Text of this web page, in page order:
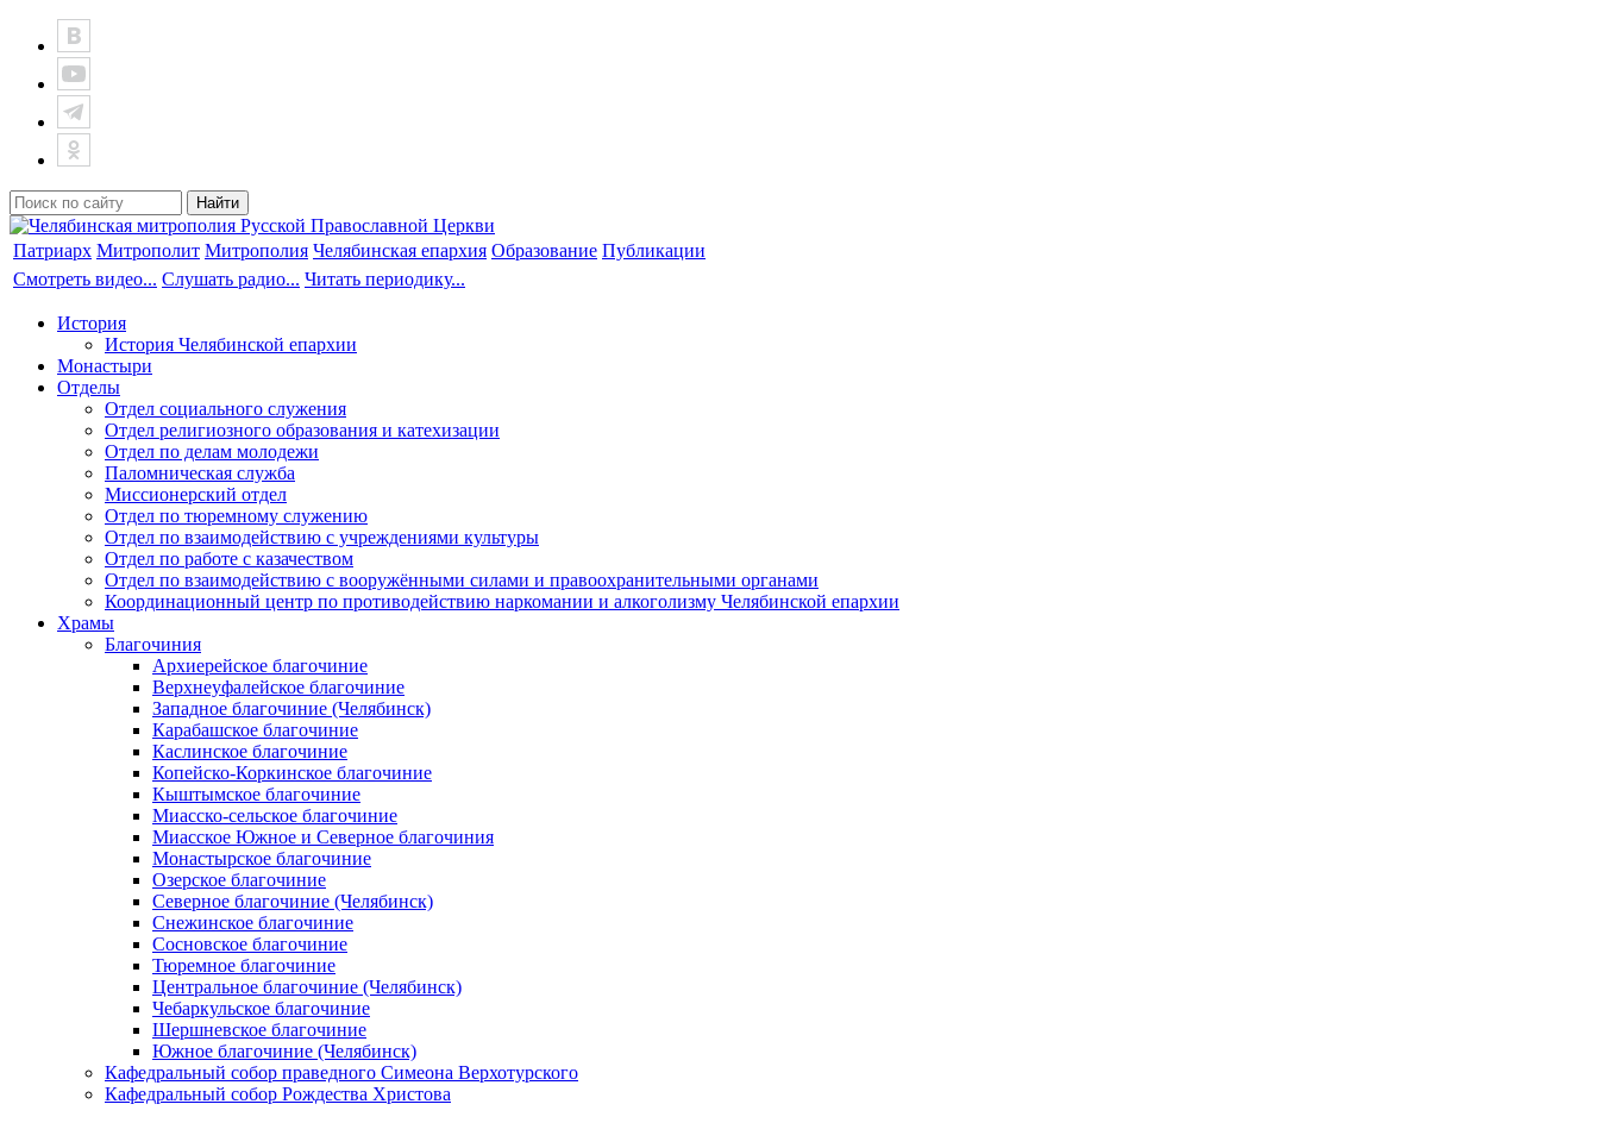
Патриарх Митрополит Митрополия Челябинская епархия Образование Публикации
Смотреть видео... Слушать радио... Читать периодику...
История
История Челябинской епархии
Монастыри
Отделы
Отдел социального служения
Отдел религиозного образования и катехизации
Отдел по делам молодежи
Паломническая служба
Миссионерский отдел
Отдел по тюремному служению
Отдел по взаимодействию с учреждениями культуры
Отдел по работе с казачеством
Отдел по взаимодействию с вооружёнными силами и правоохранительными органами
Координационный центр по противодействию наркомании и алкоголизму Челябинской епархии
Храмы
Благочиния
Архиерейское благочиние
Верхнеуфалейское благочиние
Западное благочиние (Челябинск)
Карабашское благочиние
Каслинское благочиние
Копейско-Коркинское благочиние
Кыштымское благочиние
Миасско-сельское благочиние
Миасское Южное и Северное благочиния
Монастырское благочиние
Озерское благочиние
Северное благочиние (Челябинск)
Снежинское благочиние
Сосновское благочиние
Тюремное благочиние
Центральное благочиние (Челябинск)
Чебаркульское благочиние
Шершневское благочиние
Южное благочиние (Челябинск)
Кафедральный собор праведного Симеона Верхотурского
Кафедральный собор Рождества Христова